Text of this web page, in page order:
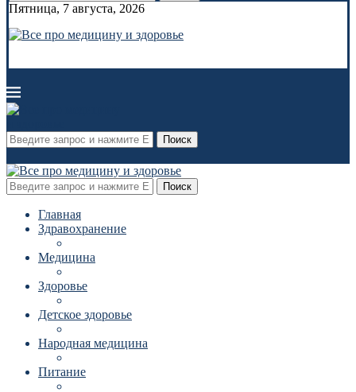
Пятница, 7 августа, 2026
Поиск
Поиск
Главная
Здравохранение
Медицина
Здоровье
Детское здоровье
Народная медицина
Питание